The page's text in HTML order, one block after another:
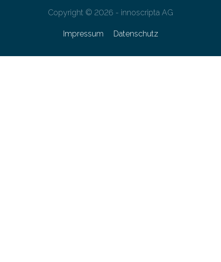
Copyright © 2026 - innoscripta AG
Impressum Datenschutz